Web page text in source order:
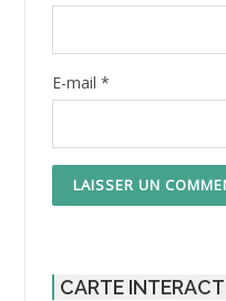
E-mail *
CARTE